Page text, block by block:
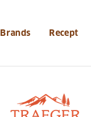
Brands Recept